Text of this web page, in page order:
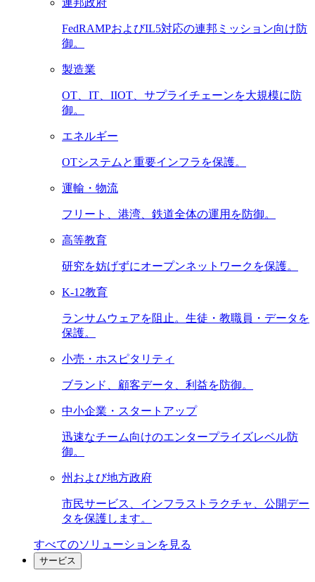
連邦政府
FedRAMPおよびIL5対応の連邦ミッション向け防
御。
製造業
OT、IT、IIOT、サプライチェーンを大規模に防
御。
エネルギー
OTシステムと重要インフラを保護。
運輸・物流
フリート、港湾、鉄道全体の運用を防御。
高等教育
研究を妨げずにオープンネットワークを保護。
K-12教育
ランサムウェアを阻止。生徒・教職員・データを
保護。
小売・ホスピタリティ
ブランド、顧客データ、利益を防御。
中小企業・スタートアップ
迅速なチーム向けのエンタープライズレベル防
御。
州および地方政府
市民サービス、インフラストラクチャ、公開デー
タを保護します。
すべてのソリューションを見る
サービス